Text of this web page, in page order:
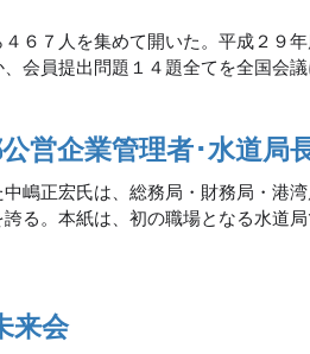
６７人を集めて開いた。平成２９
会員提出問題１４題全てを全国会議
営企業管理者･水道局
嶋正宏氏は、総務局・財務局・港
る。本紙は、初の職場となる水道
来会